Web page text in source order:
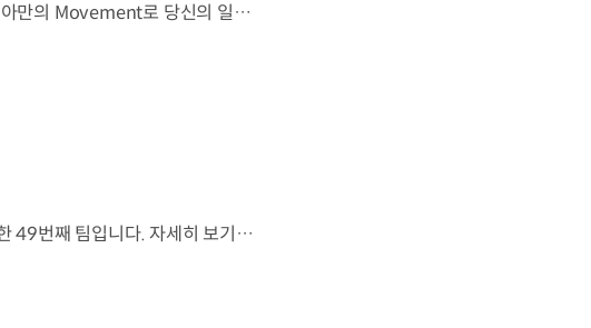
우리는 움직임이 영감을 만드는 시작이 된다고 믿습니다. 기아만의 Movement로 당신의 일상에 영감을 더해줄 2026 Kia Collection을 만나보세요. Designed to move you. Kia Collection 자세히 보기 ▶ #Kia #기아 #KiaCollection #기아컬렉션 #Designedtomoveyou #lifestyle
월드컵은 끝나지만, 우리의 여정은 계속됩니다.우리는 영원한 49번째 팀입니다. 자세히 보기 ▶ #Kia #InspirationConnectsUsAll #49thTeam #OMBC #FIFAWorldCup2026 유튜브 쇼츠 보기 >